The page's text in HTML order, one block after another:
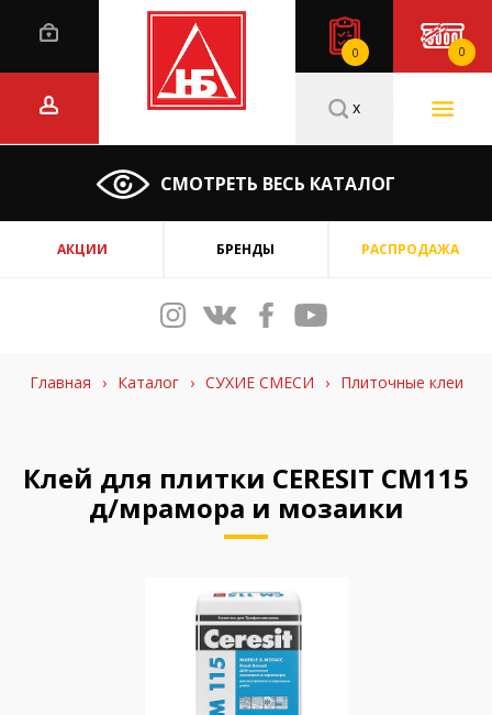
0 0
СМОТРЕТЬ ВЕСЬ КАТАЛОГ
x
АКЦИИ БРЕНДЫ РАСПРОДАЖА
Главная › Каталог › СУХИЕ СМЕСИ › Плиточные клеи
Клей для плитки CERESIT СМ115
д/мрамора и мозаики